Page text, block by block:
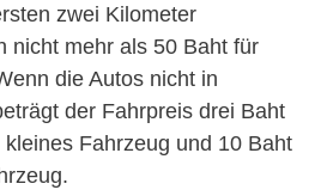
zwei Kilometer
nicht mehr als 50 Baht für
die Autos nicht in
der Fahrpreis drei Baht
Fahrzeug und 10 Baht